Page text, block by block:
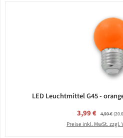
LED Leuchtmittel G45 -
Verkaufspreis:
3,99 € Regulärer
4,99 €
Preise inkl. MwSt. zzgl.